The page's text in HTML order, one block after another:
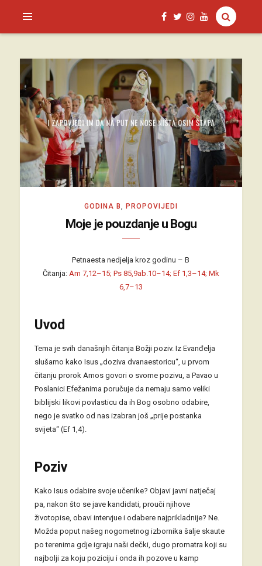
SAGUD.XYZ
GODINA B PROPOVIJEDI
Moje je pouzdanje u Bogu
Petnaesta nedjelja kroz godinu – B
Čitanja: Am 7,12–15; Ps 85,9ab.10–14; Ef 1,3–14; Mk
6,7–13
Uvod
Tema je svih današnjih čitanja Božji poziv. Iz Evanđelja
slušamo kako Isus „doziva dvanaestoricu“, u prvom
čitanju prorok Amos govori o svome pozivu, a Pavao u
Poslanici Efežanima poručuje da nemaju samo veliki
biblijski likovi povlasticu da ih Bog osobno odabire,
nego je svatko od nas izabran još „prije postanka
svijeta“ (Ef 1,4).
Poziv
Kako Isus odabire svoje učenike? Objavi javni natječaj
pa, nakon što se jave kandidati, prouči njihove
životopise, obavi intervjue i odabere najprikladnije? Ne.
Možda poput našeg nogometnog izbornika šalje skaute
po terenima gdje igraju naši dečki, dugo promatra koji su
najbolji za koju poziciju i onda ih pozove u kamp